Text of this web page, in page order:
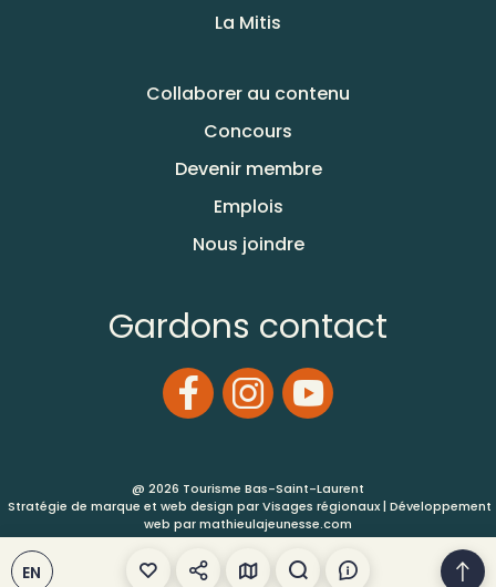
EN
La Mitis
Collaborer au contenu
Concours
Devenir membre
Emplois
Nous joindre
Gardons contact
@ 2026 Tourisme Bas-Saint-Laurent
Stratégie de marque et web design parVisages régionaux| Développement
web parmathieulajeunesse.com
Conditions d’utilisation